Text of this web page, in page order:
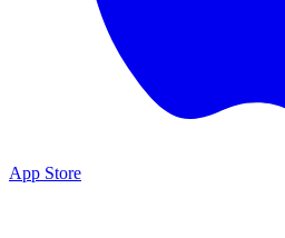
App Store